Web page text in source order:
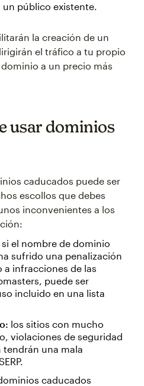
un público existente.
la creación de un
el tráfico a tu propio
a un precio más
usar dominios
caducados puede ser
escollos que debes
inconvenientes a los
si el nombre de dominio
sufrido una penalización
a infracciones de las
puede ser
incluido en una lista
los sitios con mucho
violaciones de seguridad
tendrán una mala
caducados